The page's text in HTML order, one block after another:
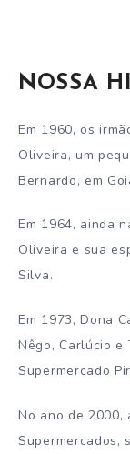
NOSSA
Em 1960, os
Oliveira, um
Bernardo, em
Em 1964, ainda
Oliveira e sua
Silva.
Em 1973, Dona
Nêgo, Carlúcio e
Supermercado
No ano de 2000,
Supermercados,